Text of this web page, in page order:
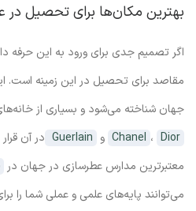
بهترین مکان‌ها برای تحصیل در
اگر تصمیم جدی برای ورود به این حرفه
مقاصد برای تحصیل در این زمینه است.
جهان شناخته می‌شود و بسیاری از
Chanel ، Dior و Guerlain در آن
معتبرترین مدارس عطرسازی در جهان در
می‌توانند پایه‌های علمی و عملی شما را